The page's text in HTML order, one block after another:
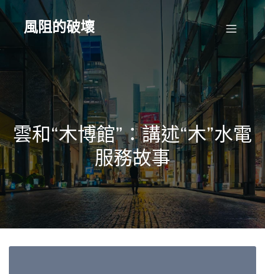
to
content風阻的破壞
雲和“木博館”：講述“木”水電
服務故事